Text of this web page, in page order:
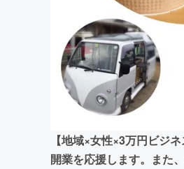
【地域×女性×3万円ビジ
開業を応援します。また